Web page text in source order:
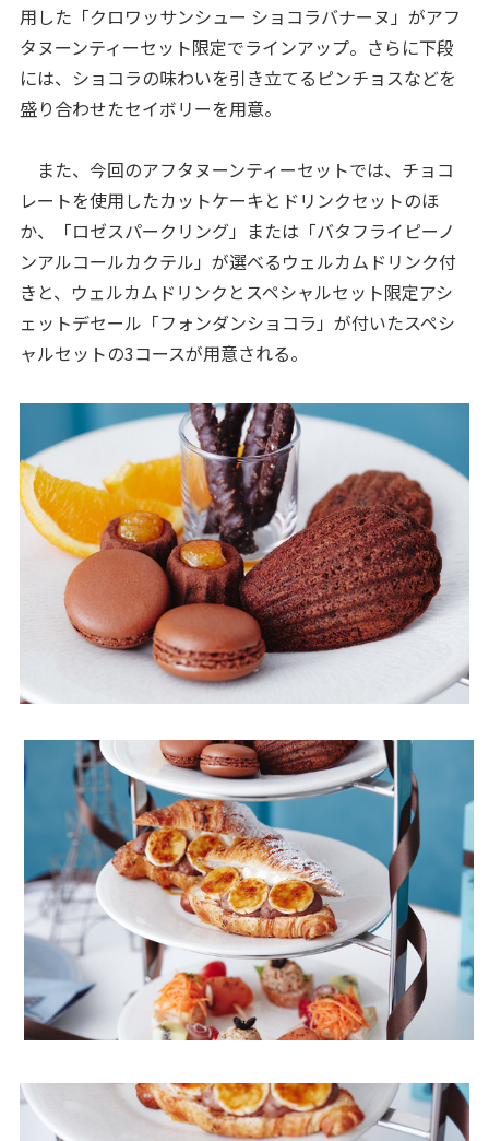
用した「クロワッサンシュー ショコラバナーヌ」がアフ
タヌーンティーセット限定でラインアップ。さらに下段
には、ショコラの味わいを引き立てるピンチョスなどを
盛り合わせたセイボリーを用意。
また、今回のアフタヌーンティーセットでは、チョコ
レートを使用したカットケーキとドリンクセットのほ
か、「ロゼスパークリング」または「バタフライピーノ
ンアルコールカクテル」が選べるウェルカムドリンク付
きと、ウェルカムドリンクとスペシャルセット限定アシ
ェットデセール「フォンダンショコラ」が付いたスペシ
ャルセットの3コースが用意される。